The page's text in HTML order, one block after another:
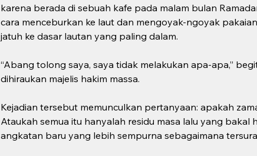
karena berada di sebuah kafe pada malam bulan
cara menceburkan ke laut dan mengoyak-ngoyak
jatuh ke dasar lautan yang paling dalam.
“Abang tolong saya, saya tidak melakukan apa-apa,”
dihiraukan majelis hakim massa.
Kejadian tersebut memunculkan pertanyaan: apakah
Ataukah semua itu hanyalah residu masa lalu yang bakal
angkatan baru yang lebih sempurna sebagaimana